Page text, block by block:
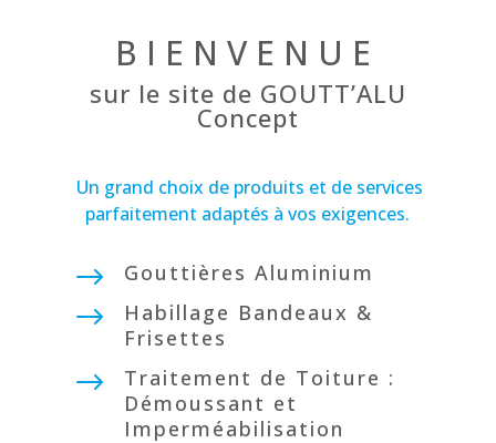
BIENVENUE
sur le site de GOUTT’ALU
Concept
Un grand choix de produits et de services
parfaitement adaptés à vos exigences.
$ Gouttières Aluminium
$
Habillage Bandeaux &
Frisettes
$
Traitement de Toiture :
Démoussant et
Imperméabilisation